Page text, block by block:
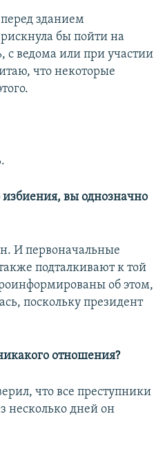
перед зданием
бы пойти на
с ведома или при участии
что некоторые
избиения, вы однозначно
И первоначальные
подталкивают к той
об этом,
поскольку президент
отношения?
что все преступники
несколько дней он